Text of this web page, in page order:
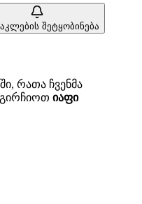
შეტყობინება
რათა ჩვენმა
იაფი